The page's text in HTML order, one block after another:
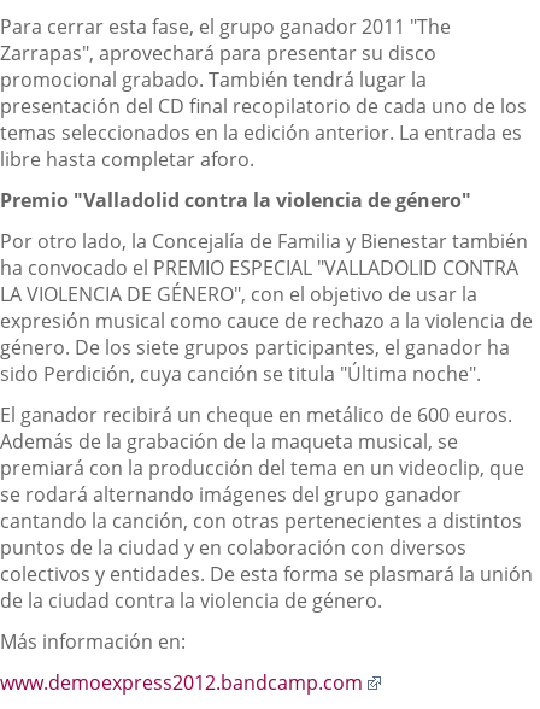
Para cerrar esta fase, el grupo ganador 2011 "The
Zarrapas", aprovechará para presentar su disco
promocional grabado. También tendrá lugar la
presentación del CD final recopilatorio de cada uno de los
temas seleccionados en la edición anterior. La entrada es
libre hasta completar aforo.
Premio "Valladolid contra la violencia de género"
Por otro lado, la Concejalía de Familia y Bienestar también
ha convocado el PREMIO ESPECIAL "VALLADOLID CONTRA
LA VIOLENCIA DE GÉNERO", con el objetivo de usar la
expresión musical como cauce de rechazo a la violencia de
género. De los siete grupos participantes, el ganador ha
sido Perdición, cuya canción se titula "Última noche".
El ganador recibirá un cheque en metálico de 600 euros.
Además de la grabación de la maqueta musical, se
premiará con la producción del tema en un videoclip, que
se rodará alternando imágenes del grupo ganador
cantando la canción, con otras pertenecientes a distintos
puntos de la ciudad y en colaboración con diversos
colectivos y entidades. De esta forma se plasmará la unión
de la ciudad contra la violencia de género.
Más información en:
www.demoexpress2012.bandcamp.com